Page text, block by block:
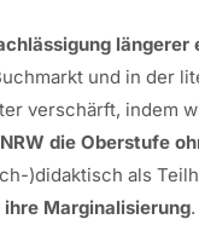
längerer
und in
verschärft, indem
die Oberstufe
)didaktisch als
Marginalisierung